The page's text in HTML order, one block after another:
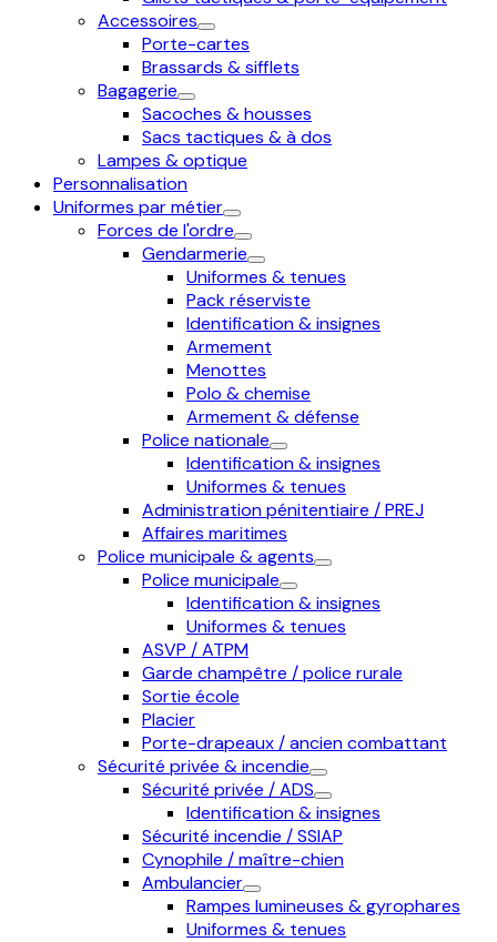
Accessoires
Porte-cartes
Brassards & sifflets
Bagagerie
Sacoches & housses
Sacs tactiques & à dos
Lampes & optique
Personnalisation
Uniformes par métier
Forces de l'ordre
Gendarmerie
Uniformes & tenues
Pack réserviste
Identification & insignes
Armement
Menottes
Polo & chemise
Armement & défense
Police nationale
Identification & insignes
Uniformes & tenues
Administration pénitentiaire / PREJ
Affaires maritimes
Police municipale & agents
Police municipale
Identification & insignes
Uniformes & tenues
ASVP / ATPM
Garde champêtre / police rurale
Sortie école
Placier
Porte-drapeaux / ancien combattant
Sécurité privée & incendie
Sécurité privée / ADS
Identification & insignes
Sécurité incendie / SSIAP
Cynophile / maître-chien
Ambulancier
Rampes lumineuses & gyrophares
Uniformes & tenues